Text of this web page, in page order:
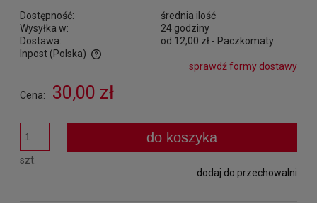
Dostępność:
średnia ilość
Wysyłka w:
24 godziny
Dostawa:
od 12,00 zł - Paczkomaty
Inpost (Polska)
Cena nie zawiera ewentualnych kosztów płatnościsprawdź formy dostawy
Cena: 30,00 zł
szt.
do koszyka
dodaj do przechowalni